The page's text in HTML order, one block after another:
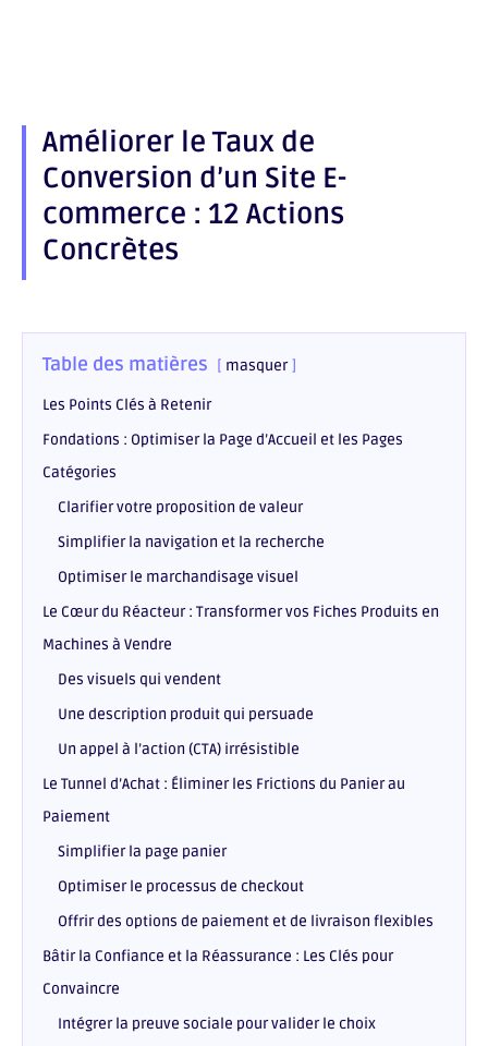
WhatsApp
Améliorer le Taux de
Conversion d’un Site E-
commerce : 12 Actions
Concrètes
Table des matières masquer
Les Points Clés à Retenir
Fondations : Optimiser la Page d’Accueil et les Pages
Catégories
Clarifier votre proposition de valeur
Simplifier la navigation et la recherche
Optimiser le marchandisage visuel
Le Cœur du Réacteur : Transformer vos Fiches Produits en
Machines à Vendre
Des visuels qui vendent
Une description produit qui persuade
Un appel à l’action (CTA) irrésistible
Le Tunnel d’Achat : Éliminer les Frictions du Panier au
Paiement
Simplifier la page panier
Optimiser le processus de checkout
Offrir des options de paiement et de livraison flexibles
Bâtir la Confiance et la Réassurance : Les Clés pour
Convaincre
Intégrer la preuve sociale pour valider le choix